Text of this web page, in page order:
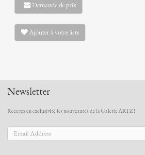
Demande de prix
Ajouter à votre liste
Newsletter
Recevez en exclusivité les nouveautés de la Galerie ARTZ !